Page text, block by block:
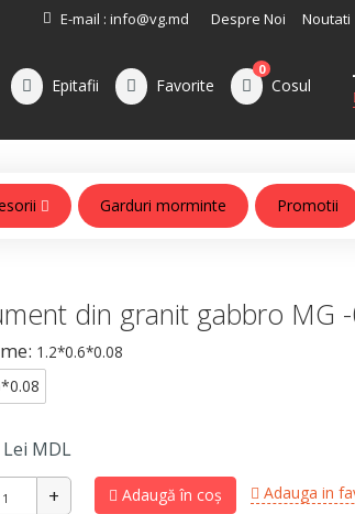
E-mail : info@vg.md Despre Noi Noutati
Epitafii Favorite Cosul
0
Garduri morminte Promotii
din granit gabbro MG
1.2*0.6*0.08
Lei MDL
Adaugă în coș Adauga in